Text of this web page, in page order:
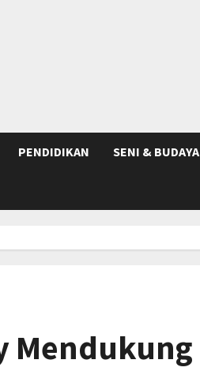
PENDIDIKAN SENI & BUDAYA
Mendukung